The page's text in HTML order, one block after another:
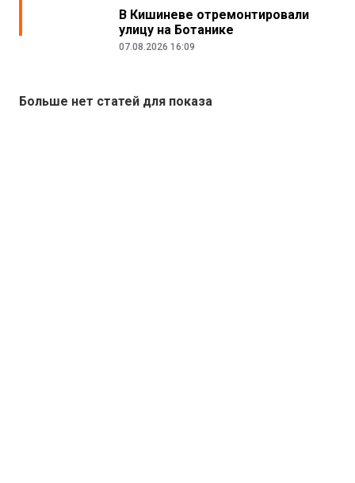
В Кишиневе отремонтировали
улицу на Ботанике
07.08.2026 16:09
Больше нет статей для показа